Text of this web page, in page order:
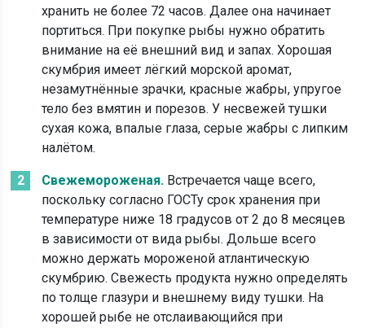
хранить не более 72 часов. Далее она начинает
портиться. При покупке рыбы нужно обратить
внимание на её внешний вид и запах. Хорошая
скумбрия имеет лёгкий морской аромат,
незамутнённые зрачки, красные жабры, упругое
тело без вмятин и порезов. У несвежей тушки
сухая кожа, впалые глаза, серые жабры с липким
налётом.
Свежемороженая. Встречается чаще всего,
поскольку согласно ГОСТу срок хранения при
температуре ниже 18 градусов от 2 до 8 месяцев
в зависимости от вида рыбы. Дольше всего
можно держать мороженой атлантическую
скумбрию. Свежесть продукта нужно определять
по толще глазури и внешнему виду тушки. На
хорошей рыбе не отслаивающийся при